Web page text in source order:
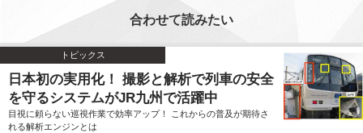
合わせて読みたい
トピックス
日本初の実用化！ 撮影と解析で列車の安全
を守るシステムがJR九州で活躍中
目視に頼らない巡視作業で効率アップ！ これからの普及が期待さ
れる解析エンジンとは